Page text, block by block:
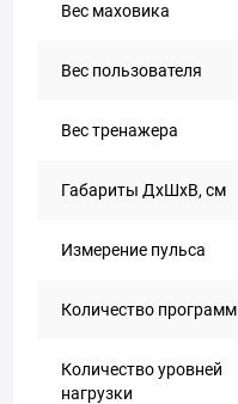
Вес маховика
Вес пользователя
Вес тренажера
Габариты ДхШхВ, см
Измерение пульса
Количество программ
Количество уровней
нагрузки